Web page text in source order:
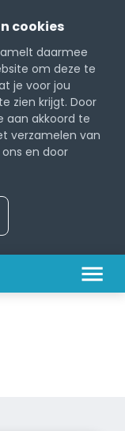
cookies
daarmee
om deze te
je voor jou
zien krijgt. Door
aan akkoord te
verzamelen van
en door